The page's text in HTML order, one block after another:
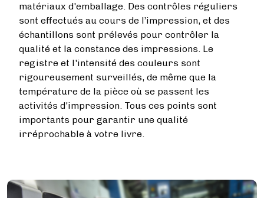
matériaux d'emballage. Des contrôles réguliers
sont effectués au cours de l’impression, et des
échantillons sont prélevés pour contrôler la
qualité et la constance des impressions. Le
registre et l'intensité des couleurs sont
rigoureusement surveillés, de même que la
température de la pièce où se passent les
activités d'impression. Tous ces points sont
importants pour garantir une qualité
irréprochable à votre livre.
Image